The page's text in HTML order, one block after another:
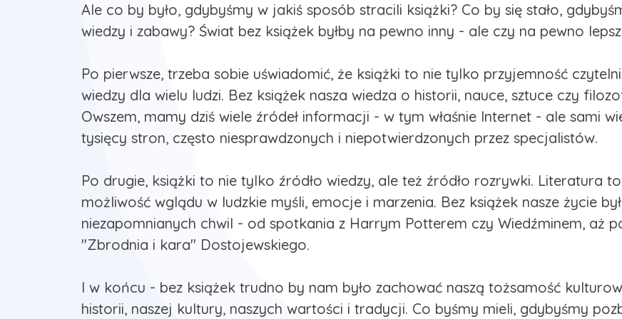
Ale co by było, gdybyśmy w jakiś sposób stracili książki? Co by się stało,
wiedzy i zabawy? Świat bez książek byłby na pewno inny - ale czy na pewno
Po pierwsze, trzeba sobie uświadomić, że książki to nie tylko przyjemność
wiedzy dla wielu ludzi. Bez książek nasza wiedza o historii, nauce, sztuce czy
Owszem, mamy dziś wiele źródeł informacji - w tym właśnie Internet - ale sami
tysięcy stron, często niesprawdzonych i niepotwierdzonych przez specjalistów.
Po drugie, książki to nie tylko źródło wiedzy, ale też źródło rozrywki. Literatura
możliwość wglądu w ludzkie myśli, emocje i marzenia. Bez książek nasze życie
niezapomnianych chwil - od spotkania z Harrym Potterem czy Wiedźminem, aż
"Zbrodnia i kara" Dostojewskiego.
I w końcu - bez książek trudno by nam było zachować naszą tożsamość
historii, naszej kultury, naszych wartości i tradycji. Co byśmy mieli, gdybyśmy